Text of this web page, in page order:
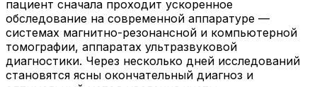
пациент сначала проходит ускоренное
обследование на современной аппаратуре —
системах магнитно-резонансной и компьютерной
томографии, аппаратах ультразвуковой
диагностики. Через несколько дней исследований
становятся ясны окончательный диагноз и